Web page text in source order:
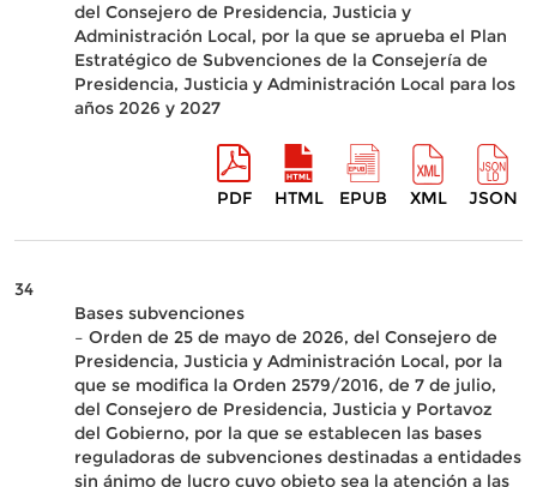
del Consejero de Presidencia, Justicia y
Administración Local, por la que se aprueba el Plan
Estratégico de Subvenciones de la Consejería de
Presidencia, Justicia y Administración Local para los
años 2026 y 2027
PDF HTML EPUB XML JSON
34
Bases subvenciones
– Orden de 25 de mayo de 2026, del Consejero de
Presidencia, Justicia y Administración Local, por la
que se modifica la Orden 2579/2016, de 7 de julio,
del Consejero de Presidencia, Justicia y Portavoz
del Gobierno, por la que se establecen las bases
reguladoras de subvenciones destinadas a entidades
sin ánimo de lucro cuyo objeto sea la atención a las